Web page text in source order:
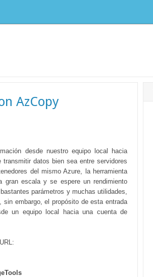
AzCopy
desde nuestro equipo local hacia
datos bien sea entre servidores
del mismo Azure, la herramienta
gran escala y se espere un rendimiento
parámetros y muchas utilidades,
embargo, el propósito de esta entrada
un equipo local hacia una cuenta de